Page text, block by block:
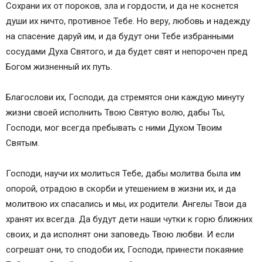
Святой мученице Параскеве, нареченной
Пятница
При порче детей и об исцелении от «родимца»
Великомученику Никите
При нарушении сна у младенцев
Максимилиану, Иамвлиху, Мартиниану, Иоанну,
Дионисию, Ексакустодиану и Антонину
О покровительстве детям
Праведному Симеону Богоприимцу
О развитии ума у детей и помощи в учении
Молитва ко Пресвятой Богородице пред
иконой Ее «Подательница ума» или
«Прибавление ума»
Молитва о плохо обучающемся отроке
МОЛИТВА ПЕРЕД УЧЕБОЙ
Сохрани их от пороков, зла и гордости, и да не коснется
души их ничто, противное Тебе. Но веру, любовь и надежду
на спасение даруй им, и да будут они Тебе избранными
сосудами Духа Святого, и да будет свят и непорочен пред
Богом жизненный их путь.
Благослови их, Господи, да стремятся они каждую минуту
жизни своей исполнить Твою Святую волю, дабы Ты,
Господи, мог всегда пребывать с ними Духом Твоим
Святым.
Господи, научи их молиться Тебе, дабы молитва была им
опорой, отрадою в скорби и утешением в жизни их, и да
молитвою их спасались и мы, их родители. Ангелы Твои да
хранят их всегда. Да будут дети наши чутки к горю ближних
своих, и да исполнят они заповедь Твою любви. И если
согрешат они, то сподоби их, Господи, принести покаяние